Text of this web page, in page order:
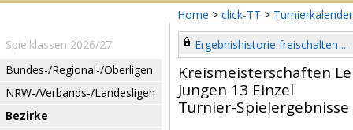
Home > click-TT > Turnierkalender
Spielklassen 2026/27
Bundes-/Regional-/Oberligen
NRW-/Verbands-/Landesligen
Bezirke
Ergebnishistorie freischalten ...
Kreismeisterschaften
Jungen 13 Einzel
Turnier-Spielergebnisse